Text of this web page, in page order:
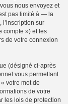
nous envoyez et
pas limité à — la
l’inscription sur
compte ») et les
de votre connexion
(désigné ci-après
vous permettant
votre mot de
de votre
les lois de protection